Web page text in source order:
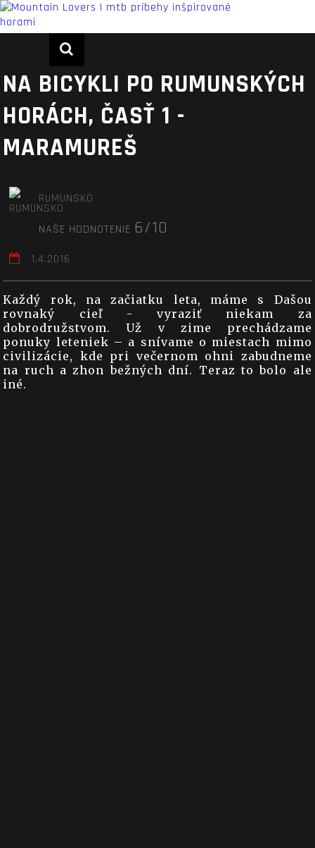
NA BICYKLI PO RUMUNSKÝCH
HORÁCH, ČASŤ 1 -
MARAMUREŠ
RUMUNSKO
NAŠE HODNOTENIE 6/10
1.4.2016
Každý rok, na začiatku leta, máme s Dašou
rovnaký cieľ - vyraziť niekam za
dobrodružstvom. Už v zime prechádzame
ponuky leteniek – a snívame o miestach mimo
civilizácie, kde pri večernom ohni zabudneme
na ruch a zhon bežných dní. Teraz to bolo ale
iné.